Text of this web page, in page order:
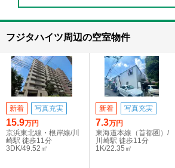
フジタハイツ周辺の空室物件
新着 写真充実
15.9万円
京浜東北線・根岸線/川
崎駅 徒歩11分
3DK/49.52㎡
新着 写真充実
7.3万円
東海道本線（首都圏）/
川崎駅 徒歩11分
1K/22.35㎡